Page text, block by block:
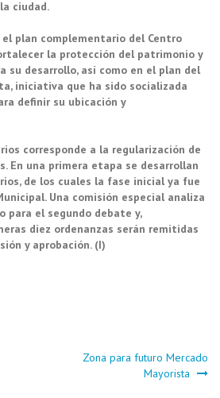
ciudad.
plan complementario del Centro
la protección del patrimonio y
su desarrollo, así como en el plan del
iniciativa que ha sido socializada
definir su ubicación y
corresponde a la regularización de
En una primera etapa se desarrollan
de los cuales la fase inicial ya fue
Una comisión especial analiza
el segundo debate y,
diez ordenanzas serán remitidas
y aprobación. (I)
Zona para futuro Mercado
Mayorista